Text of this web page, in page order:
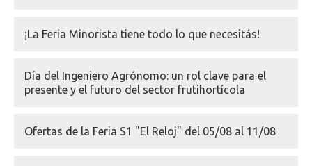
¡La Feria Minorista tiene todo lo que necesitás!
Día del Ingeniero Agrónomo: un rol clave para el
presente y el futuro del sector frutihortícola
Ofertas de la Feria S1 "El Reloj" del 05/08 al 11/08